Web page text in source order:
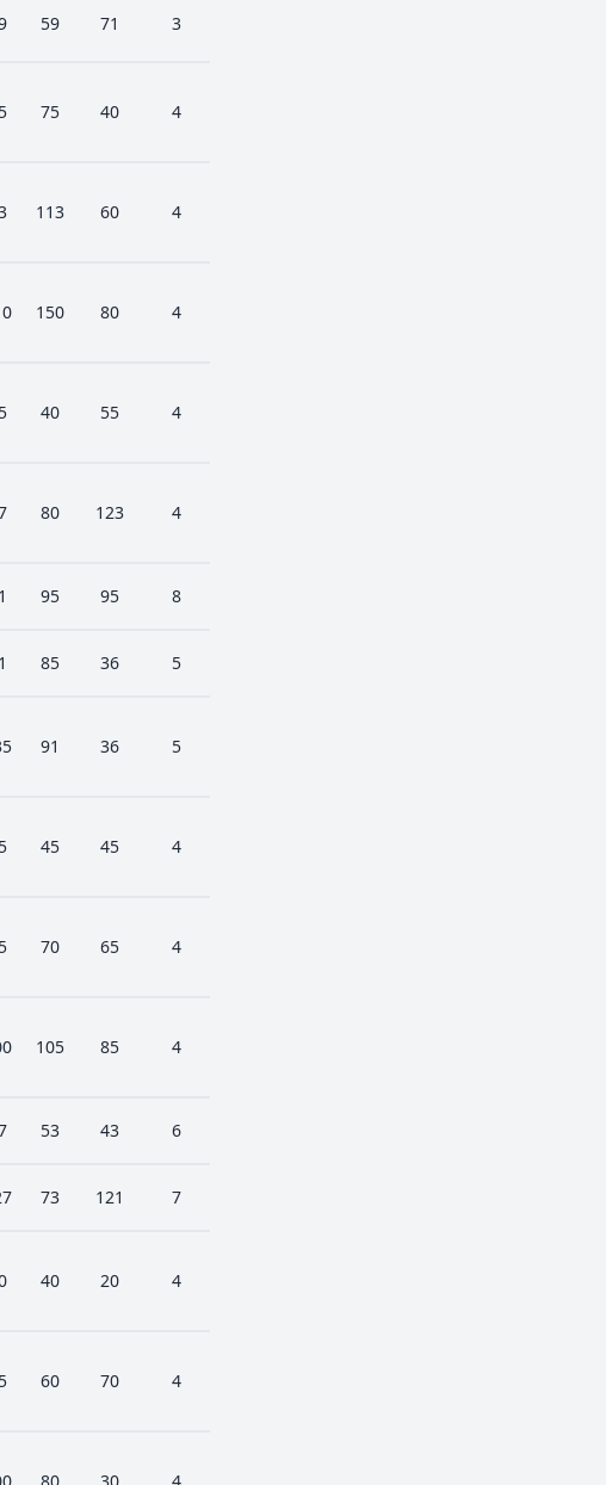
59 71 3
75 40 4
113 60 4
150 80 4
40 55 4
80 123 4
95 95 8
85 36 5
91 36 5
45 45 4
70 65 4
105 85 4
53 43 6
73 121 7
40 20 4
60 70 4